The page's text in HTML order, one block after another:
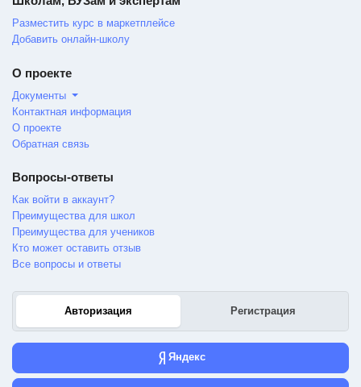
Разместить курс в маркетплейсе
Добавить онлайн-школу
О проекте
Документы
Контактная информация
О проекте
Обратная связь
Вопросы-ответы
Как войти в аккаунт?
Преимущества для школ
Преимущества для учеников
Кто может оставить отзыв
Все вопросы и ответы
Авторизация Регистрация
Яндекс